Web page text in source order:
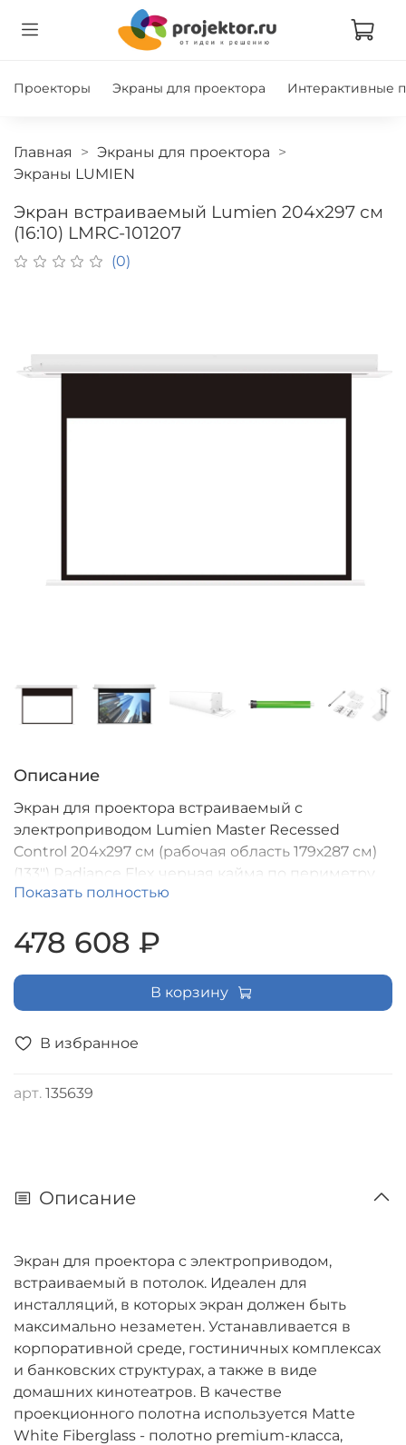
Проекторы Экраны для проектора Интерактивные
Главная
Экраны для проектора
Экраны LUMIEN
Экран встраиваемый Lumien 204х297 см
(16:10) LMRC-101207
(0)
В избранное
арт. 135639
Описание
Экран для проектора встраиваемый с
электроприводом Lumien Master Recessed
Control 204х297 см (рабочая область 179х287 см)
(133") Radiance Flex черная кайма по периметру,
черная кайма сверху 20 см,триггер,IR,RF
(16:10) [LMRC-101207]
Показать полностью
478 608 ₽
В корзину
Описание
Экран для проектора с электроприводом,
встраиваемый в потолок. Идеален для
инсталляций, в которых экран должен быть
максимально незаметен. Устанавливается в
корпоративной среде, гостиничных комплексах
и банковских структурах, а также в виде
домашних кинотеатров. В качестве
проекционного полотна используется Matte
White Fiberglass - полотно premium-класса,